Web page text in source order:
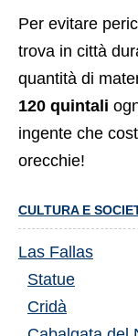
Per evitare
trova in città
quantità di
120 quintali
ingente che
orecchie!
CULTURA E
Las Fallas
Statue
Cridà